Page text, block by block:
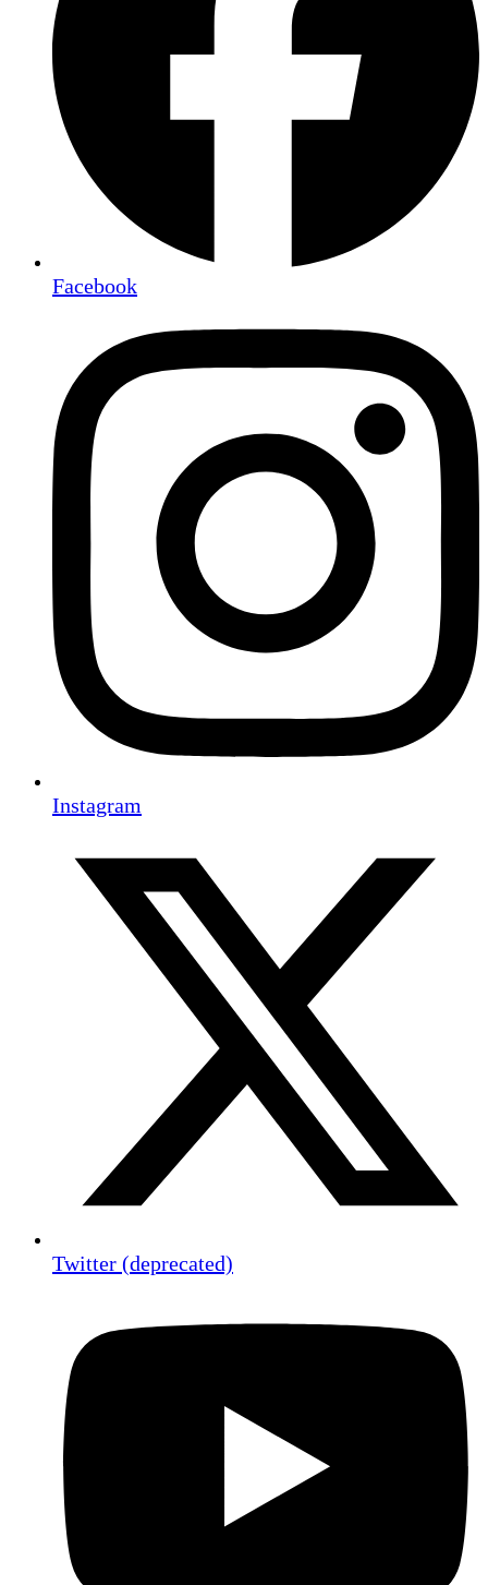
Facebook
Instagram
Twitter (deprecated)